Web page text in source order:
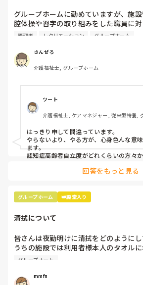
グループホームに勤めていますが、施
腔体操や習字の取り組みをした職員に
くていいと言った、と話しており、「だ
ら」と言っていました。この意見を皆さ
管理者 レクリエーション グループホーム
さんぜろ
介護福祉士, グループホーム
ツート
介護福祉士, ケアマネジャー, 従来型特養,
はっきり申して間違っています。
やらないより、やる方が、心身色んな意
ます。
認知症高齢者自立度がどれくらいの方々
したらまだしもですが…
です。ご家族意向、ケアプラン共に認知機
ればやらないとなりますが、もちろん有り
回答をもっと見る
グループホーム 👑殿堂入り
清拭について
皆さんは夜勤明けに清拭をどのように
うちの施設では利用者様本人のタオル
て人肌ほどのお湯に清拭剤を入れて部分
ます。今時、こんなやり方はいかがなも
グループホーム
mmfn